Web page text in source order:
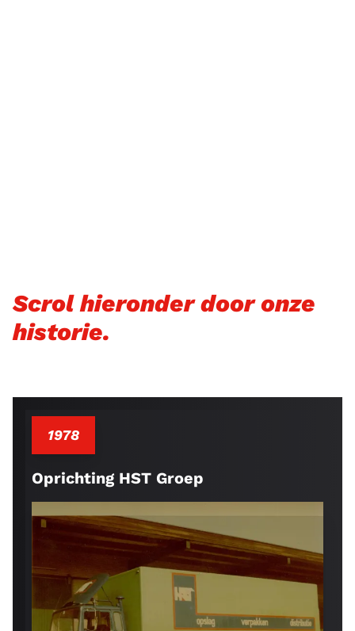
Scrol hieronder door onze
historie.
1978
Oprichting HST Groep